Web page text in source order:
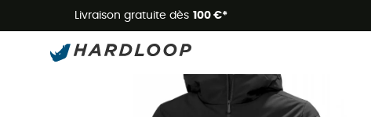
Livraison gratuite dès 100 €*